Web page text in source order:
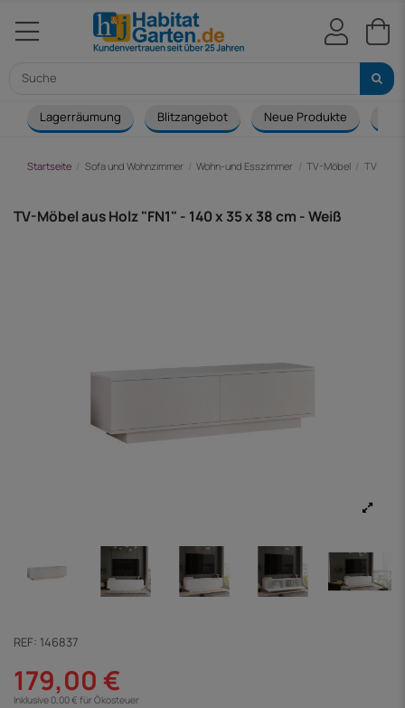
Lagerräumung Blitzangebot Neue Produkte
Startseite Sofa und Wohnzimmer Wohn-und Esszimmer TV-Möbel TV-
TV-Möbel aus Holz "FN1" - 140 x 35 x 38 cm - Weiß
REF: 146837
179,00 €
Inklusive 0,00 € für Ökosteuer